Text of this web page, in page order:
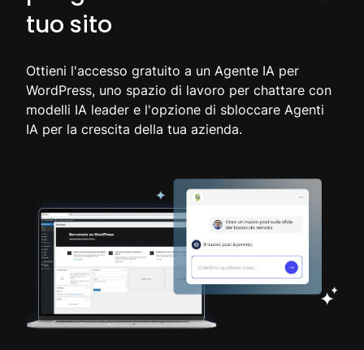
tuo sito
Ottieni l'accesso gratuito a un Agente IA per
WordPress, uno spazio di lavoro per chattare con
modelli IA leader e l'opzione di sbloccare Agenti
IA per la crescita della tua azienda.